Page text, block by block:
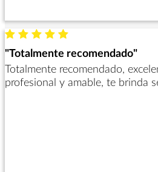
"Totalmente recomendado"
Totalmente recomendado,
profesional y amable, te brinda